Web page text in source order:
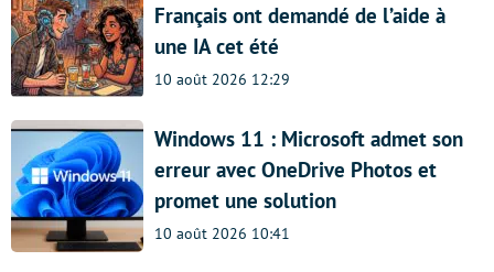
Français ont demandé de l’aide à
une IA cet été
10 août 2026 12:29
Windows 11 : Microsoft admet son
erreur avec OneDrive Photos et
promet une solution
10 août 2026 10:41